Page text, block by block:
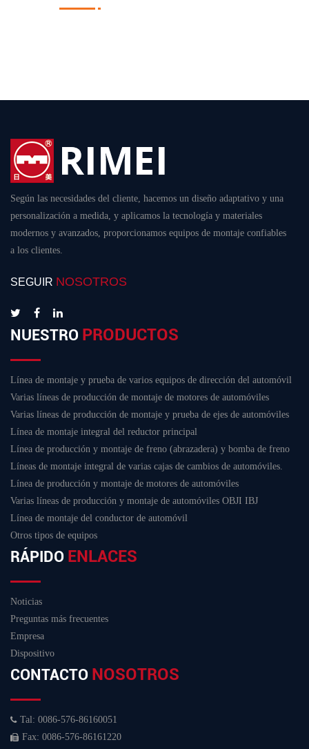
Según las necesidades del cliente, hacemos un diseño adaptativo y una
personalización a medida, y aplicamos la tecnología y materiales
modernos y avanzados, proporcionamos equipos de montaje confiables
a los clientes.
SEGUIR NOSOTROS
NUESTRO PRODUCTOS
Línea de montaje y prueba de varios equipos de dirección del automóvil
Varias líneas de producción de montaje de motores de automóviles
Varias líneas de producción de montaje y prueba de ejes de automóviles
Línea de montaje integral del reductor principal
Línea de producción y montaje de freno (abrazadera) y bomba de freno
Líneas de montaje integral de varias cajas de cambios de automóviles.
Línea de producción y montaje de motores de automóviles
Varias líneas de producción y montaje de automóviles OBJI IBJ
Línea de montaje del conductor de automóvil
Otros tipos de equipos
RÁPIDO ENLACES
Noticias
Preguntas más frecuentes
Empresa
Dispositivo
CONTACTO NOSOTROS
Tal: 0086-576-86160051
Fax: 0086-576-86161220